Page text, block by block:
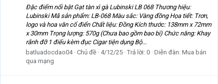
Đặc điểm nổi bật Gạt tàn xì gà Lubinski LB 068 Thương hiệu:
Lubinski Mã sản phẩm: LB-068 Màu sắc: Vàng đồng Họa tiết: Trơn,
logo và hoa văn cổ điển Chất liệu: Đồng Kích thước: 138mm x 72mm
x 30mm Trọng lượng: 570g (Chưa bao gồm bao bì) Chức năng: Khay
rãnh đỡ 1 điếu kèm đục Cigar tiện dụng Bộ...
batluadocdao04 Chủ đề 4/12/25 Trả lời: 0 Diễn đàn: Mua bán
qua mạng